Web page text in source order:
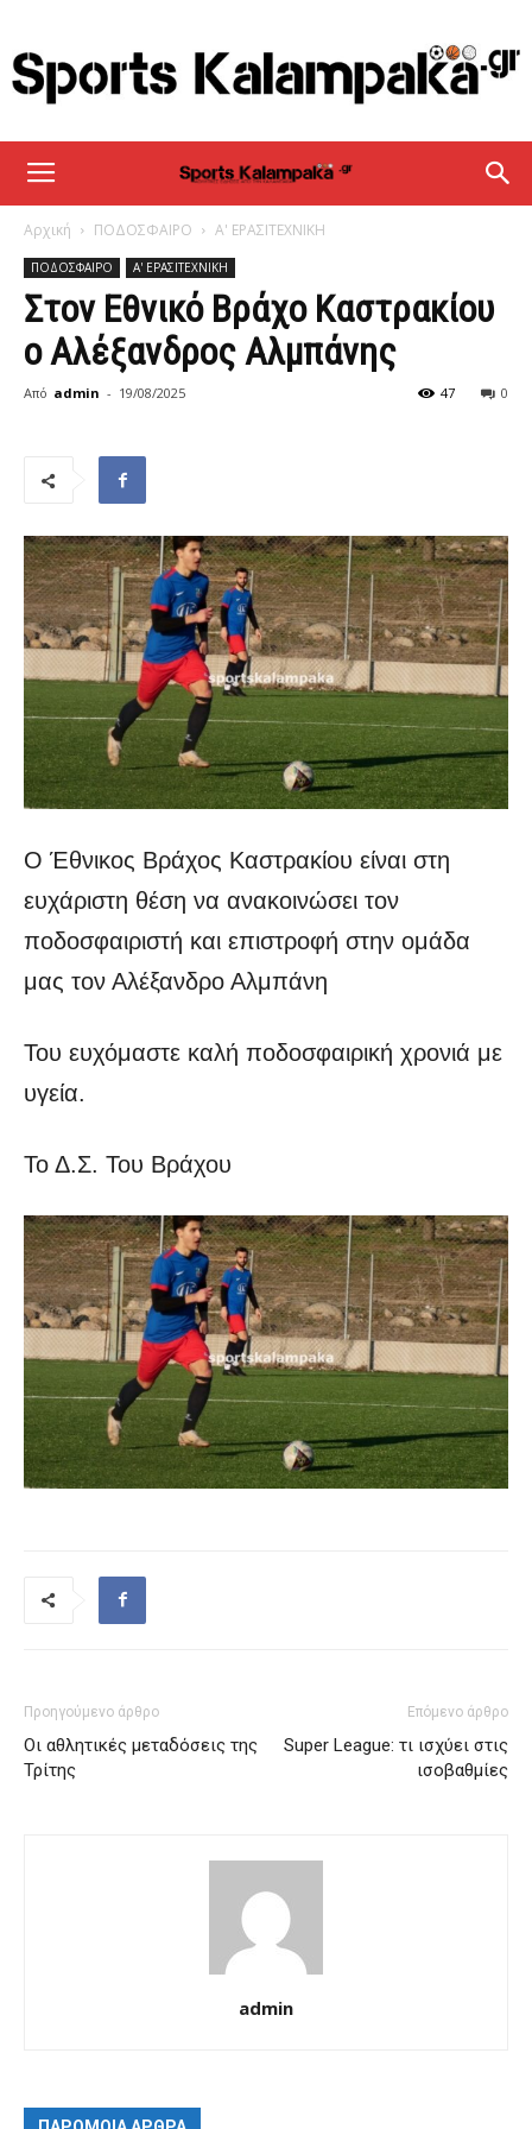
sportskalampaka
Αρχική ΠΟΔΟΣΦΑΙΡΟ Α' ΕΡΑΣΙΤΕΧΝΙΚΗ
ΠΟΔΟΣΦΑΙΡΟ Α' ΕΡΑΣΙΤΕΧΝΙΚΗ
Στον Εθνικό Βράχο Καστρακίου
ο Αλέξανδρος Αλμπάνης
Από admin - 19/08/2025 0
47
Ο Έθνικος Βράχος Καστρακίου είναι στη
ευχάριστη θέση να ανακοινώσει τον
ποδοσφαιριστή και επιστροφή στην ομάδα
μας τον Αλέξανδρο Αλμπάνη
Του ευχόμαστε καλή ποδοσφαιρική χρονιά με
υγεία.
Το Δ.Σ. Του Βράχου
Προηγούμενο άρθρο
Οι αθλητικές μεταδόσεις της
Τρίτης
Επόμενο άρθρο
Super League: τι ισχύει στις
ισοβαθμίες
admin